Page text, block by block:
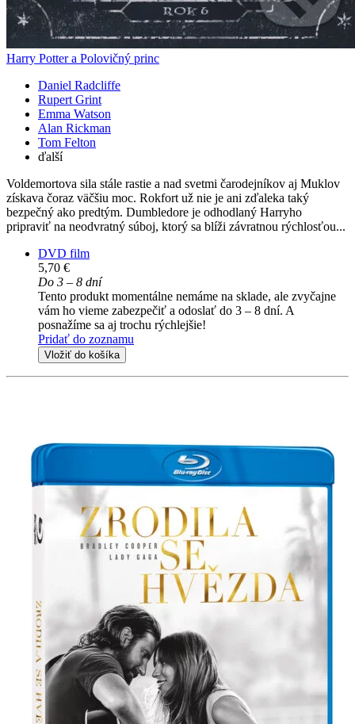
Harry Potter a Polovičný princ
Daniel Radcliffe
Rupert Grint
Emma Watson
Alan Rickman
Tom Felton
ďalší
Voldemortova sila stále rastie a nad svetmi čarodejníkov aj Muklov
získava čoraz väčšiu moc. Rokfort už nie je ani zďaleka taký
bezpečný ako predtým. Dumbledore je odhodlaný Harryho
pripraviť na neodvratný súboj, ktorý sa blíži závratnou rýchlosťou...
DVD film
5,70 €
Do 3 – 8 dní
Tento produkt momentálne nemáme na sklade, ale zvyčajne
vám ho vieme zabezpečiť a odoslať do 3 – 8 dní. A
posnažíme sa aj trochu rýchlejšie!
Pridať do zoznamu
Vložiť do košíka